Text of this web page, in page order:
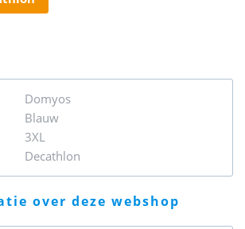
Domyos
Blauw
3XL
Decathlon
over deze webshop